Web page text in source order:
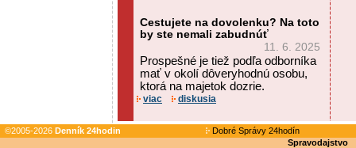
Cestujete na dovolenku? Na toto
by ste nemali zabudnúť
11. 6. 2025
Prospešné je tiež podľa odborníka
mať v okolí dôveryhodnú osobu,
ktorá na majetok dozrie.
viac diskusia
©2005-2026 Denník 24hodin
Dobré Správy 24hodín
Spravodajstvo